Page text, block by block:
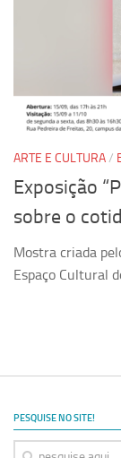
ARTE E CULTURA/
Exposição
sobre o
Mostra criada
Espaço Cultural
PESQUISE NO SITE!